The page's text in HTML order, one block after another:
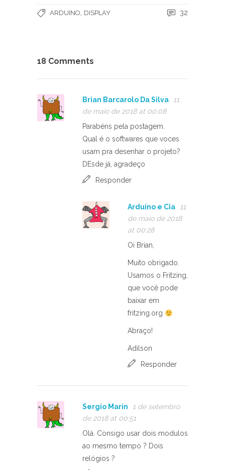
ARDUINO, DISPLAY 32
18 Comments
Brian Barcarolo Da Silva
11
de maio de 2018 at 00:08
Parabéns pela postagem.
Qual é o softwares que voces
usam pra desenhar o projeto?
DEsde já, agradeço
Responder
Arduino e Cia
11
de maio de 2018
at 00:28
Oi Brian,
Muito obrigado.
Usamos o Fritzing,
que você pode
baixar em
fritzing.org
Abraço!
Adilson
Responder
Sergio Marin
1 de setembro
de 2018 at 00:51
Olá. Consigo usar dois modulos
ao mesmo tempo ? Dois
relógios ?